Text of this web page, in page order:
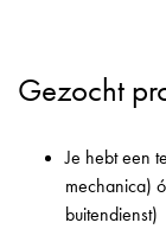
Gezocht
Je hebt een
mechanica)
buitendienst)